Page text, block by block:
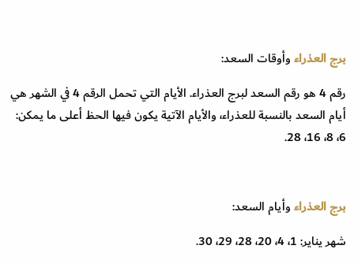
برج العذراءوأوقات السعد:
رقم 4 هو رقم السعد لبرج العذراء. الأيام التي تحمل الرقم 4 في الشهر هي
أيام السعد بالنسبة للعذراء، والأيام الآتية يكون فيها الحظ أعلى ما يمكن:
6، 8، 16، 28.
برج العذراءوأيام السعد:
شهر يناير: 1، 4، 20، 28، 29، 30.